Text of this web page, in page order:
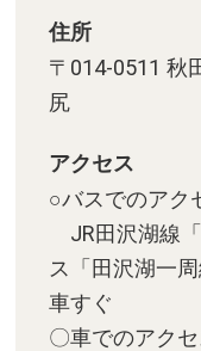
住所
〒014-0511 秋
尻
アクセス
○バスでのアク
JR田沢湖線
ス「田沢湖一
車すぐ
〇車でのアクセ